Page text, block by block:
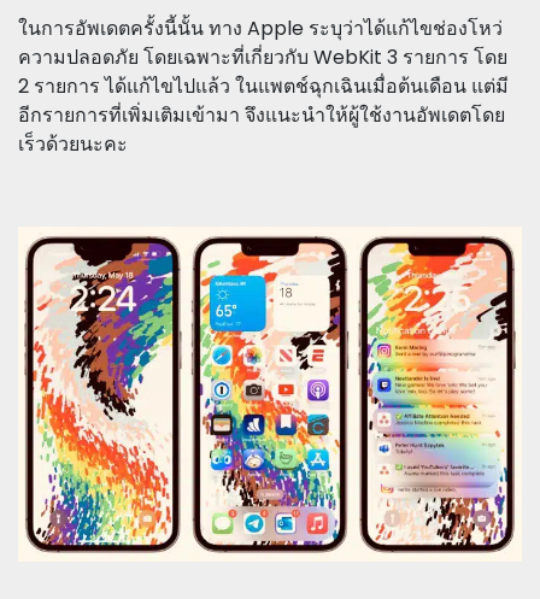
ในการอัพเดตครั้งนี้นั้น ทาง Apple ระบุว่าได้แก้ไขช่องโหว่
ความปลอดภัย โดยเฉพาะที่เกี่ยวกับ WebKit 3 รายการ โดย
2 รายการ ได้แก้ไขไปแล้ว ในแพตช์ฉุกเฉินเมื่อต้นเดือน แต่มี
อีกรายการที่เพิ่มเติมเข้ามา จึงแนะนำให้ผู้ใช้งานอัพเดตโดย
เร็วด้วยนะคะ